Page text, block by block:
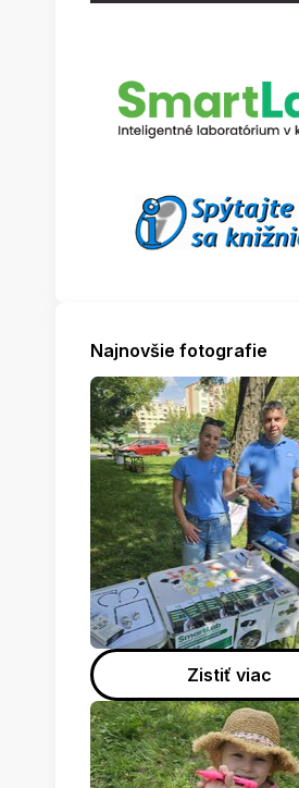
Najnovšie fotografie
Zistiť viac